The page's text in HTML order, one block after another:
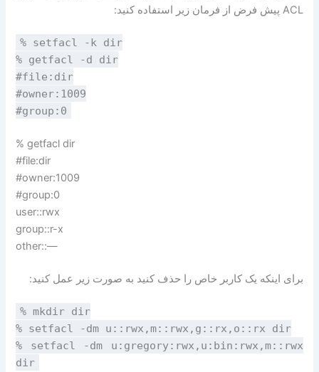
ACL پیش فرض از فرمان زیر استفاده کنید:
% setfacl -k dir
% getfacl -d dir
#file:dir
#owner:1009
#group:0
% getfacl dir
#file:dir
#owner:1009
#group:0
user::rwx
group::r-x
other::—
برای اینکه یک کاربر خاص را حذف کنید به صورت زیر عمل کنید:
% mkdir dir
% setfacl -dm u::rwx,m::rwx,g::rx,o::rx dir
% setfacl -dm u:gregory:rwx,u:bin:rwx,m::rwx
dir